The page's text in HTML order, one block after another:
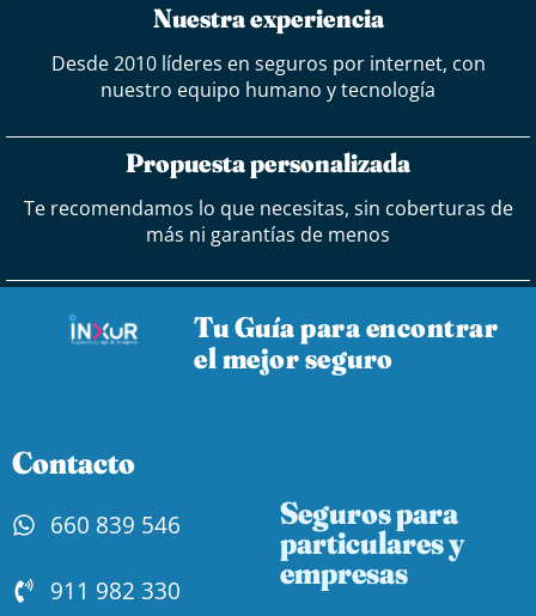
Nuestra experiencia
Desde 2010 líderes en seguros por internet, con
nuestro equipo humano y tecnología
Propuesta personalizada
Te recomendamos lo que necesitas, sin coberturas de
más ni garantías de menos
Tu Guía para encontrar
el mejor seguro
Contacto
660 839 546
911 982 330
Seguros para
particulares y
empresas